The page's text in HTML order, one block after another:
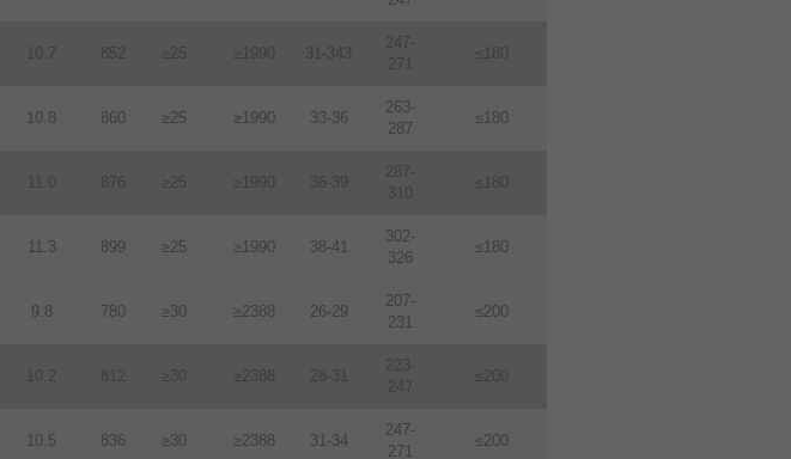
10.7 852 ≥25 ≥1990 31-343
247-
271
≤180
10.8 860 ≥25 ≥1990 33-36
263-
287
≤180
11.0 876 ≥25 ≥1990 36-39
287-
310
≤180
11.3 899 ≥25 ≥1990 38-41
302-
326
≤180
9.8 780 ≥30 ≥2388 26-29
207-
231
≤200
10.2 812 ≥30 ≥2388 28-31
223-
247
≤200
10.5 836 ≥30 ≥2388 31-34
247-
271
≤200